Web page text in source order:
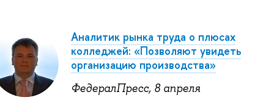
Аналитик рынка труда о плюсах
колледжей: «Позволяют увидеть
организацию производства»
ФедералПресс, 8 апреля